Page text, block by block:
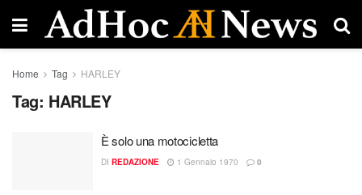
Home Tag HARLEY
Tag: HARLEY
È solo una motocicletta
DI REDAZIONE 1 Gennaio 1970 0